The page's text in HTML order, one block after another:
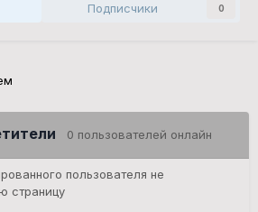
Подписчики 0
0 пользователей онлайн
пользователя не
страницу